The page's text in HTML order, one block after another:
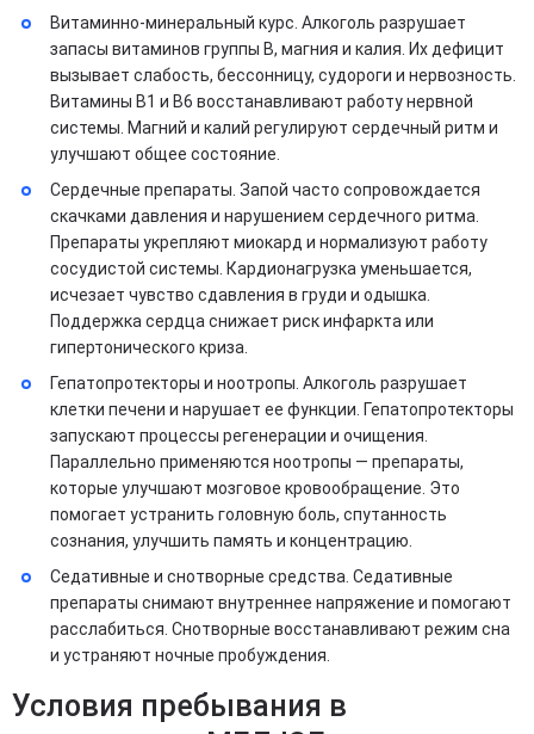
Витаминно-минеральный курс. Алкоголь разрушает
запасы витаминов группы B, магния и калия. Их дефицит
вызывает слабость, бессонницу, судороги и нервозность.
Витамины B1 и B6 восстанавливают работу нервной
системы. Магний и калий регулируют сердечный ритм и
улучшают общее состояние.
Сердечные препараты. Запой часто сопровождается
скачками давления и нарушением сердечного ритма.
Препараты укрепляют миокард и нормализуют работу
сосудистой системы. Кардионагрузка уменьшается,
исчезает чувство сдавления в груди и одышка.
Поддержка сердца снижает риск инфаркта или
гипертонического криза.
Гепатопротекторы и ноотропы. Алкоголь разрушает
клетки печени и нарушает ее функции. Гепатопротекторы
запускают процессы регенерации и очищения.
Параллельно применяются ноотропы — препараты,
которые улучшают мозговое кровообращение. Это
помогает устранить головную боль, спутанность
сознания, улучшить память и концентрацию.
Седативные и снотворные средства. Седативные
препараты снимают внутреннее напряжение и помогают
расслабиться. Снотворные восстанавливают режим сна
и устраняют ночные пробуждения.
Условия пребывания в